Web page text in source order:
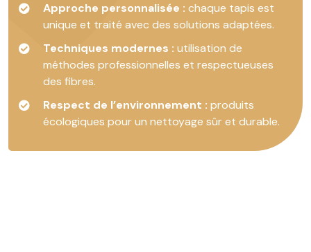
Approche personnalisée : chaque tapis est
unique et traité avec des solutions adaptées.
Techniques modernes : utilisation de
méthodes professionnelles et respectueuses
des fibres.
Respect de l’environnement : produits
écologiques pour un nettoyage sûr et durable.